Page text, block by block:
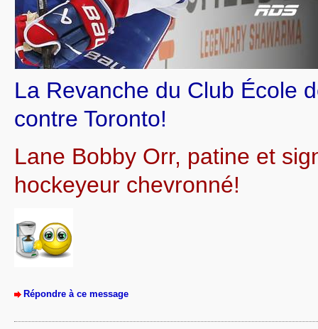
La Revanche du Club École
contre Toronto!
Lane Bobby Orr, patine et
hockeyeur chevronné!
Répondre à ce message